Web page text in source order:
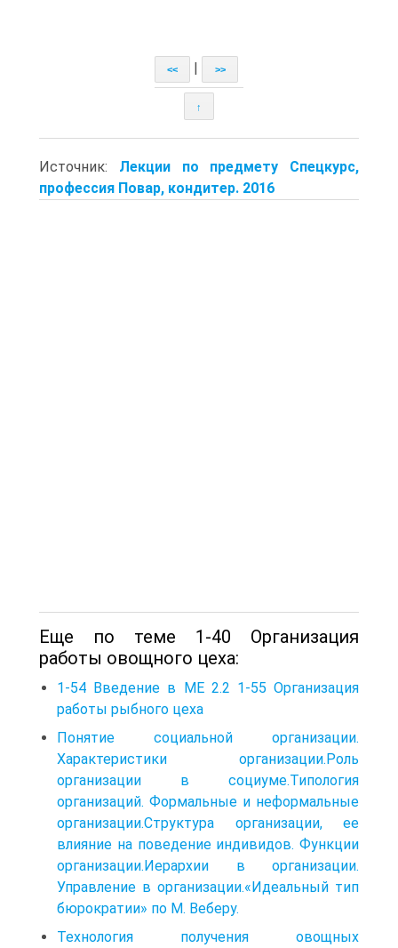
<< >>
↑
Источник: Лекции по предмету Спецкурс,
профессия Повар, кондитер. 2016
Еще по теме 1-40 Организация
работы овощного цеха:
1-54 Введение в МЕ 2.2 1-55 Организация
работы рыбного цеха
Понятие социальной организации.
Характеристики организации.Роль
организации в социуме.Типология
организаций. Формальные и неформальные
организации.Структура организации, ее
влияние на поведение индивидов. Функции
организации.Иерархии в организации.
Управление в организации.«Идеальный тип
бюрократии» по М. Веберу.
Технология получения овощных